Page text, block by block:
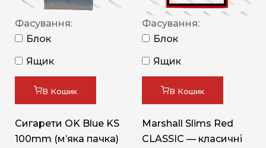
Фасування:
Блок
Ящик
В Кошик
Сигарети OK Blue KS
100mm (м’яка пачка)
Фасування:
Блок
Ящик
В Кошик
Marshall Slims Red
CLASSIC — класичні